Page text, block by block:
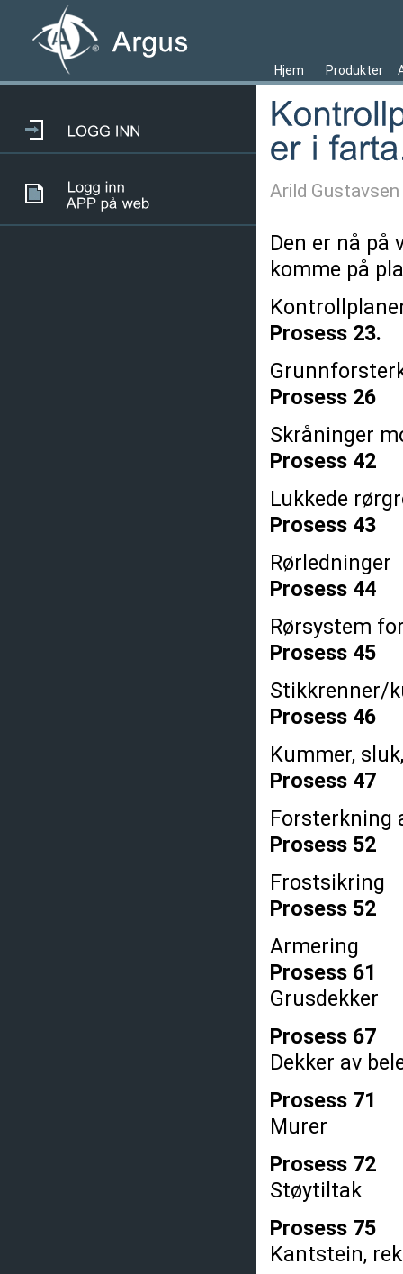
Hjem Produkter
Arild
Den er nå på
komme på
Prosess 23.
Prosess 26
Skråninger
Prosess 42
Lukkede
Prosess 43
Rørledninger
Prosess 44
Rørsystem
Prosess 45
Stikkrenner/
Prosess 46
Kummer,
Prosess 47
Forsterkning
Prosess 52
Frostsikring
Prosess 52
Armering
Prosess 61
Grusdekker
Prosess 67
Dekker av
Prosess 71
Murer
Prosess 72
Støytiltak
Prosess 75
Kantstein,